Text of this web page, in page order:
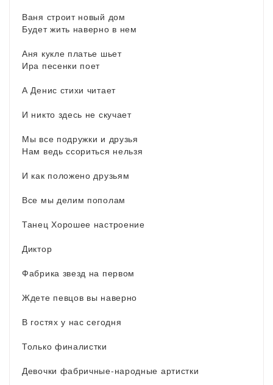
Ваня строит новый дом
Будет жить наверно в нем
Аня кукле платье шьет
Ира песенки поет
А Денис стихи читает
И никто здесь не скучает
Мы все подружки и друзья
Нам ведь ссориться нельзя
И как положено друзьям
Все мы делим пополам
Танец Хорошее настроение
Диктор
Фабрика звезд на первом
Ждете певцов вы наверно
В гостях у нас сегодня
Только финалистки
Девочки фабричные-народные артистки